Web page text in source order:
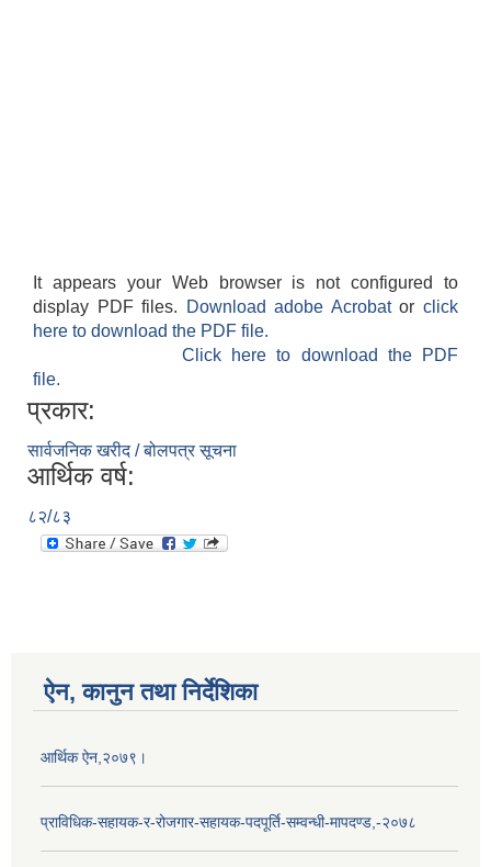
It appears your Web browser is not configured to
display PDF files.
Download adobe Acrobatorclick
here to download the PDF file.
Click here to download the PDF
file.
प्रकार:
सार्वजनिक खरीद / बोलपत्र सूचना
आर्थिक वर्ष:
८२/८३
ऐन, कानुन तथा निर्देशिका
आर्थिक ऐन,२०७९।
प्राविधिक-सहायक-र-रोजगार-सहायक-पदपूर्ति-सम्वन्धी-मापदण्ड,-२०७८